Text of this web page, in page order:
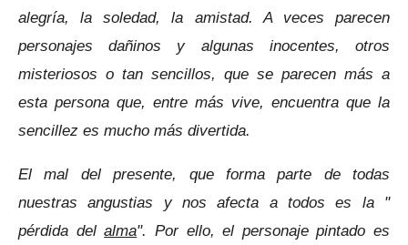
alegría, la soledad, la amistad. A veces parecen
personajes dañinos y algunas inocentes, otros
misteriosos o tan sencillos, que se parecen más a
esta persona que, entre más vive, encuentra que la
sencillez es mucho más divertida.
El mal del presente, que forma parte de todas
nuestras angustias y nos afecta a todos es la "
pérdida delalma". Por ello, el personaje pintado es